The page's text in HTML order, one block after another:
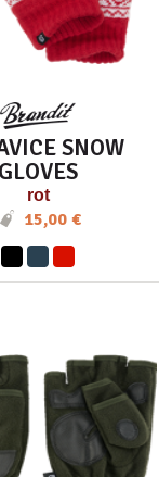
SNOW
GLOVES
rot
15,00 €